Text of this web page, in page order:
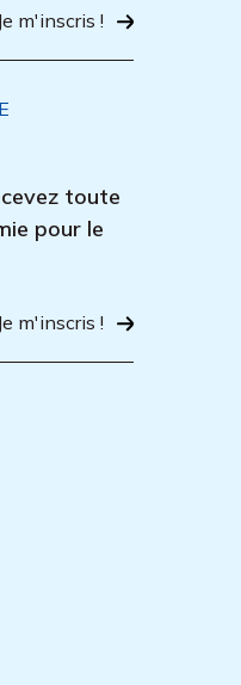
Je m'inscris !
toute
pour le
Je m'inscris !